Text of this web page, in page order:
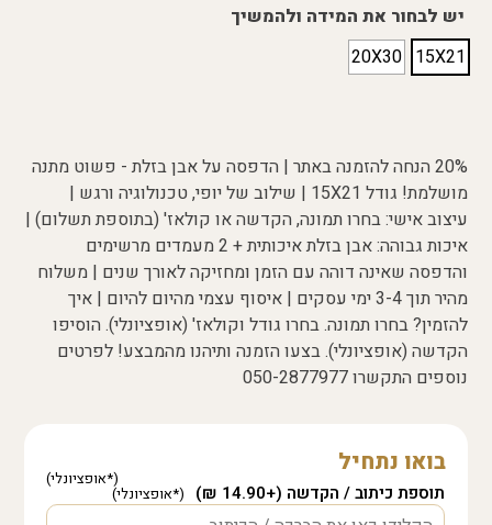
יש לבחור את המידה ולהמשיך
15X21
20X30
20% הנחה להזמנה באתר | הדפסה על אבן בזלת - פשוט מתנה
מושלמת! גודל 15X21 | שילוב של יופי, טכנולוגיה ורגש |
עיצוב אישי: בחרו תמונה, הקדשה או קולאז' (בתוספת תשלום) |
איכות גבוהה: אבן בזלת איכותית + 2 מעמדים מרשימים
והדפסה שאינה דוהה עם הזמן ומחזיקה לאורך שנים | משלוח
מהיר תוך 3-4 ימי עסקים | איסוף עצמי מהיום להיום | איך
להזמין? בחרו תמונה. בחרו גודל וקולאז' (אופציונלי). הוסיפו
הקדשה (אופציונלי). בצעו הזמנה ותיהנו מהמבצע! לפרטים
נוספים התקשרו 050-2877977
בואו נתחיל
תוספת כיתוב / הקדשה (+14.90 ₪)